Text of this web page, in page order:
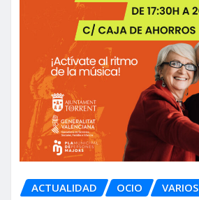
ACTUALIDAD OCIO VARIOS